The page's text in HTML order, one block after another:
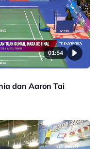
01:54
dan Aaron Tai